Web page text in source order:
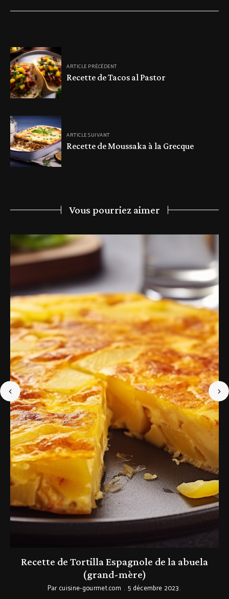
ARTICLE PRÉCÉDENT
Recette de Tacos al Pastor
ARTICLE SUIVANT
Recette de Moussaka à la Grecque
Vous pourriez aimer
Recette de Tortilla Espagnole de la abuela
(grand-mère)
Par cuisine-gourmet.com 5 décembre 2023